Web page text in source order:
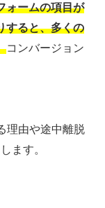
ォームの項目が
すると、多くの
コンバージョン
理由や途中離脱
ます。